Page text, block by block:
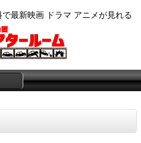
最新映画 ドラマ アニメが見れる